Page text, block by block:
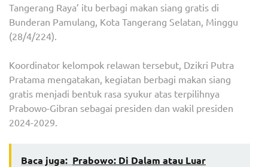
Tangerang Raya’ itu berbagi makan siang gratis di
Bunderan Pamulang, Kota Tangerang Selatan, Minggu
(28/4/224).
Koordinator kelompok relawan tersebut, Dzikri Putra
Pratama mengatakan, kegiatan berbagi makan siang
gratis menjadi bentuk rasa syukur atas terpilihnya
Prabowo-Gibran sebagai presiden dan wakil presiden
2024-2029.
Baca juga: Prabowo: Di Dalam atau Luar